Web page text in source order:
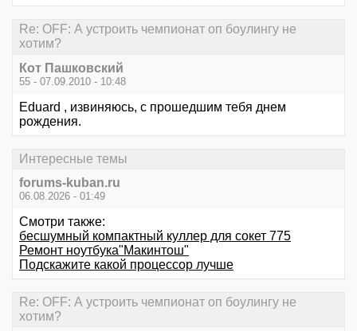
Re: OFF: А устроить чемпионат оп боулингу не
хотим?
Кот Пашковский
55 - 07.09.2010 - 10:48
Eduard , извиняюсь, с прошедшим тебя днем
рождения.
Интересные темы
forums-kuban.ru
06.08.2026 - 01:49
Смотри также:
бесшумный компактный куллер для сокет 775
Ремонт ноутбука"Макинтош"
Подскажите какой процессор лучше
Re: OFF: А устроить чемпионат оп боулингу не
хотим?